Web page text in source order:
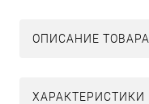
ОПИСАНИЕ ТОВАРА
ХАРАКТЕРИСТИКИ